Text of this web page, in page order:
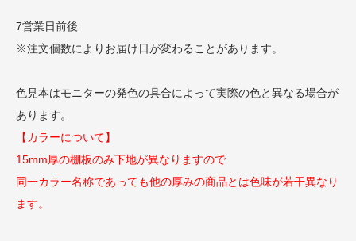
7営業日前後
※注文個数によりお届け日が変わることがあります。
色見本はモニターの発色の具合によって実際の色と異なる場合が
あります。
【カラーについて】
15mm厚の棚板のみ下地が異なりますので
同一カラー名称であっても他の厚みの商品とは色味が若干異なり
ます。